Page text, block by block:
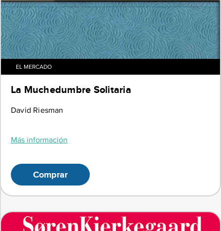
EL MERCADO
La Muchedumbre Solitaria
David Riesman
Más información
Comprar